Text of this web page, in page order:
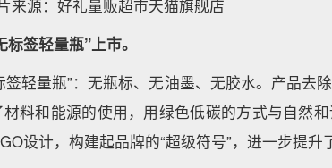
来源：好礼量贩超市天猫旗舰店
签轻量瓶”上市。
轻量瓶”：无瓶标、无油墨、无胶水。产品去
料和能源的使用，用绿色低碳的方式与自然
设计，构建起品牌的“超级符号”，进一步提升